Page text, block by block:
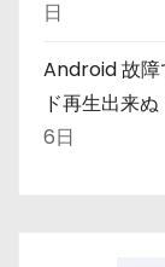
日
Android 故障
ド再生出来
6日